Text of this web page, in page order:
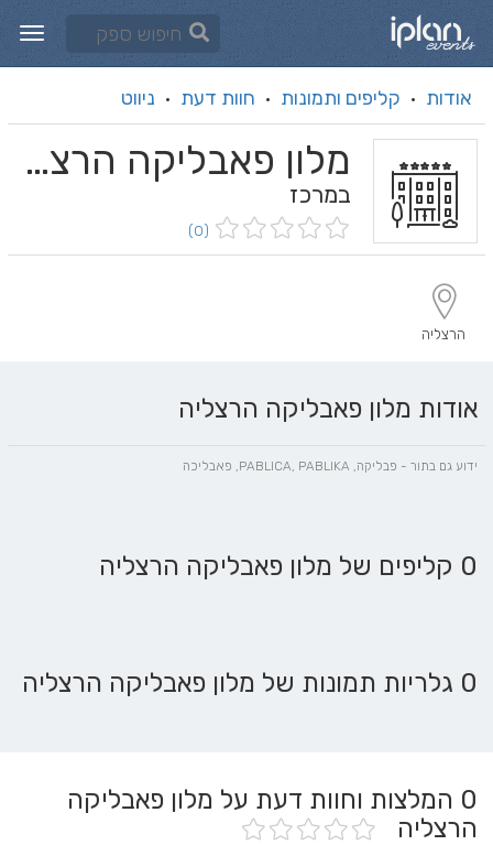
אודות · קליפים ותמונות · חוות דעת · ניווט
מלון פאבליקה הרצליה
במרכז
(0)
הרצליה
אודות מלון פאבליקה הרצליה
ידוע גם בתור - פבליקה, PABLICA, PABLIKA, פאבליכה
0 קליפים של מלון פאבליקה הרצליה
0 גלריות תמונות של מלון פאבליקה הרצליה
0 המלצות וחוות דעת על מלון פאבליקה
הרצליה